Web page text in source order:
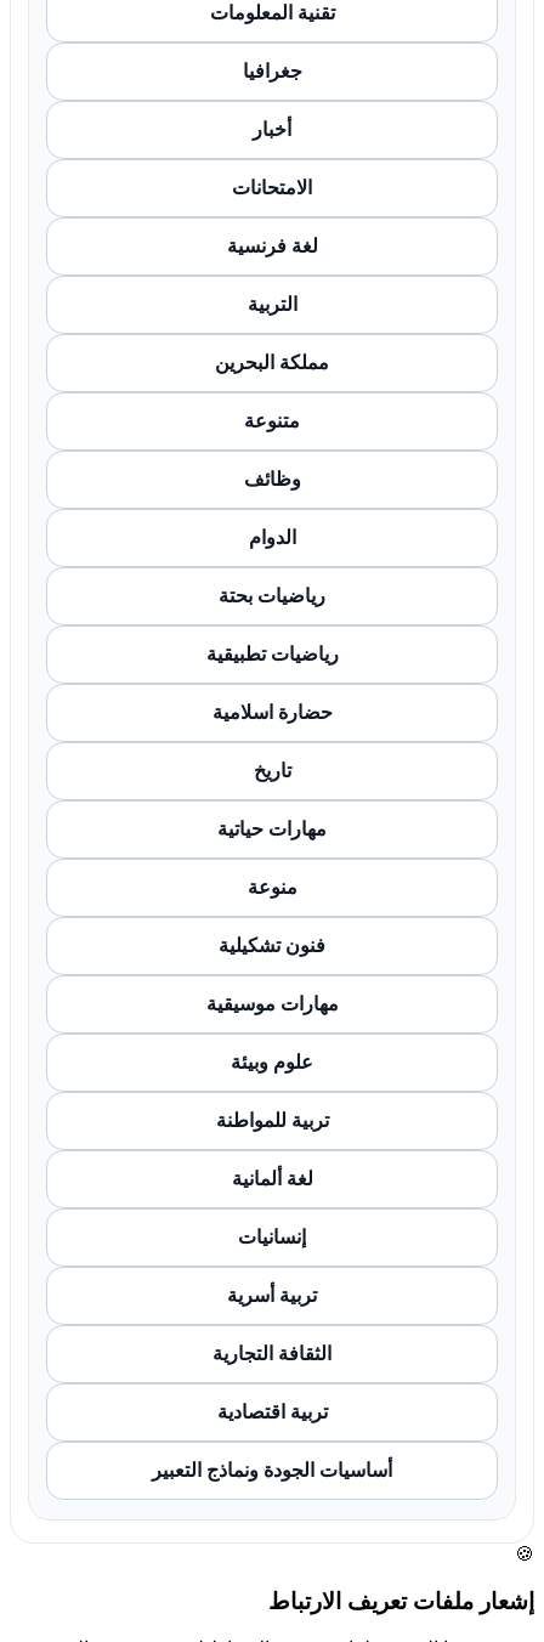
تقنية المعلومات
جغرافيا
أخبار
الامتحانات
لغة فرنسية
التربية
مملكة البحرين
متنوعة
وظائف
الدوام
رياضيات بحتة
رياضيات تطبيقية
حضارة اسلامية
تاريخ
مهارات حياتية
منوعة
فنون تشكيلية
مهارات موسيقية
علوم وبيئة
تربية للمواطنة
لغة ألمانية
إنسانيات
تربية أسرية
الثقافة التجارية
تربية اقتصادية
أساسيات الجودة ونماذج التعبير
🍪
إشعار ملفات تعريف الارتباط